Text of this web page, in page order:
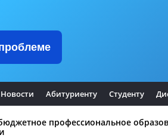
Новости Абитуриенту Студенту
профессиональное